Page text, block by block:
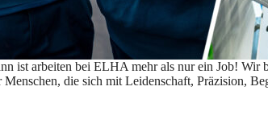
ist arbeiten bei ELHA mehr als nur ein Job!
die sich mit Leidenschaft, Präzision,